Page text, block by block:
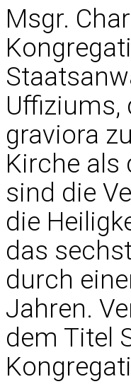
Msgr.
graviora
Kirche als
sind die
die
das
durch
Jahren.
dem Titel